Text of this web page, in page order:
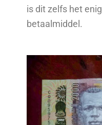
is dit zelfs het
betaalmiddel.